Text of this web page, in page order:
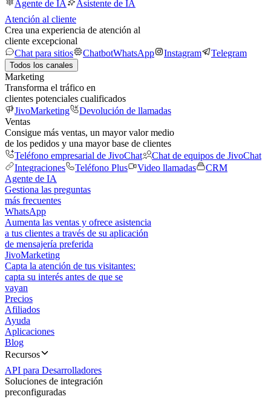
Agente de IA
Asistente de IA
Atención al cliente
Crea una experiencia de atención al
cliente excepcional
Chat para sitios
ChatbotWhatsApp Instagram Telegram
Todos los canales
Marketing
Transforma el tráfico en
clientes potenciales cualificados
JivoMarketing
Devolución de llamadas
Ventas
Consigue más ventas, un mayor valor medio
de los pedidos y una mayor base de clientes
Teléfono empresarial de JivoChat
Chat de equipos de JivoChat
Integraciones
Teléfono Plus Video llamadas
CRM
Agente de IA
Gestiona las preguntas
más frecuentes
WhatsApp
Aumenta las ventas y ofrece asistencia
a tus clientes a través de su aplicación
de mensajería preferida
JivoMarketing
Capta la atención de tus visitantes:
capta su interés antes de que se
vayan
Precios
Afiliados
Ayuda
Aplicaciones
Blog
Recursos
API para Desarrolladores
Soluciones de integración
preconfiguradas